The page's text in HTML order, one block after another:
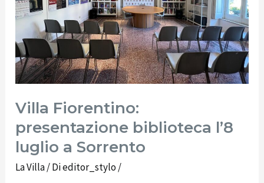
Villa Fiorentino:
presentazione biblioteca l’8
luglio a Sorrento
La Villa/ Dieditor_stylo/
a
Sorrento